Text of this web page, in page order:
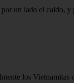
un lado el caldo,
los Vietnamitas